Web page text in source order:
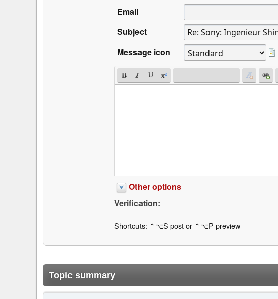
Email
Subject
Message icon
Other options
Verification:
Shortcuts: ⌃⌥S post or ⌃⌥P preview
Topic summary